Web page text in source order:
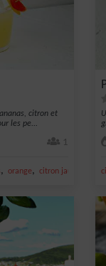
citron et
les pe...
1
, orange, citron jaune